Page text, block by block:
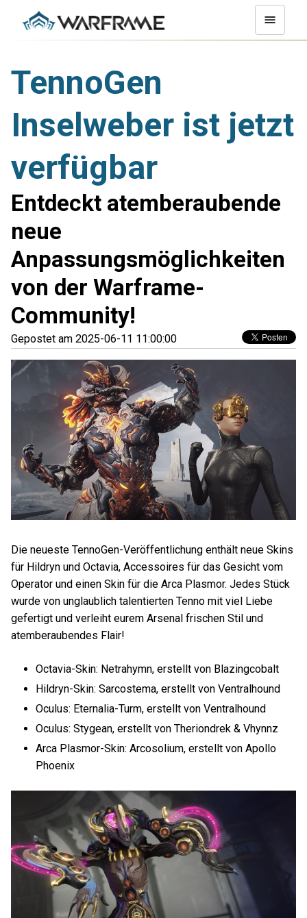
TennoGen
Inselweber ist jetzt
verfügbar
Entdeckt atemberaubende
neue
Anpassungsmöglichkeiten
von der Warframe-
Community!
Gepostet am 2025-06-11 11:00:00
Die neueste TennoGen-Veröffentlichung enthält neue Skins
für Hildryn und Octavia, Accessoires für das Gesicht vom
Operator und einen Skin für die Arca Plasmor. Jedes Stück
wurde von unglaublich talentierten Tenno mit viel Liebe
gefertigt und verleiht eurem Arsenal frischen Stil und
atemberaubendes Flair!
Octavia-Skin: Netrahymn, erstellt von Blazingcobalt
Hildryn-Skin: Sarcostema, erstellt von Ventralhound
Oculus: Eternalia-Turm, erstellt von Ventralhound
Oculus: Stygean, erstellt von Theriondrek & Vhynnz
Arca Plasmor-Skin: Arcosolium, erstellt von Apollo
Phoenix